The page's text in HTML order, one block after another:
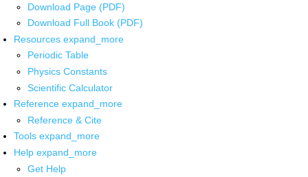
Download Page (PDF)
Download Full Book (PDF)
Resources expand_more
Periodic Table
Physics Constants
Scientific Calculator
Reference expand_more
Reference & Cite
Tools expand_more
Help expand_more
Get Help